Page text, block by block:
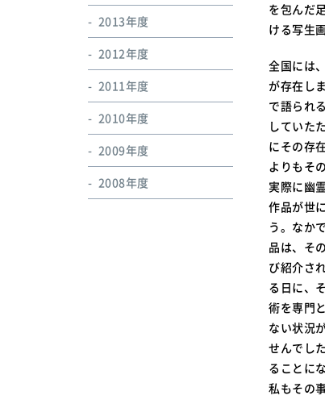
を包んだ
ける写生
全国には
が存在し
で語られ
していた
にその存
よりもそ
実際に幽
作品が世
う。なか
品は、そ
び紹介さ
る日に、
術を専門
ない状況
せんでし
ることに
私もその
2013年度
2012年度
2011年度
2010年度
2009年度
2008年度